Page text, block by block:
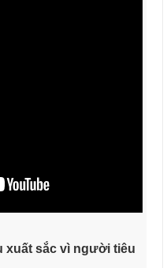
xuất sắc vì người tiêu